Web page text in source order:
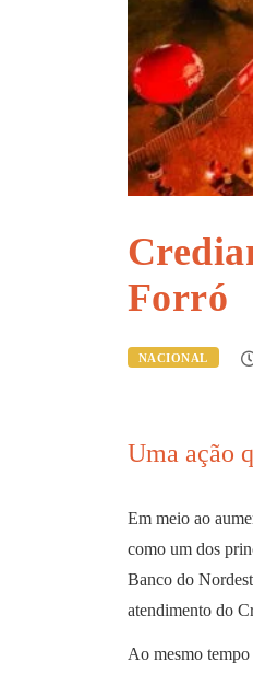
Forró
NACIONAL
Uma ação
Em meio ao
como um dos
Banco do
atendimento do
Ao mesmo